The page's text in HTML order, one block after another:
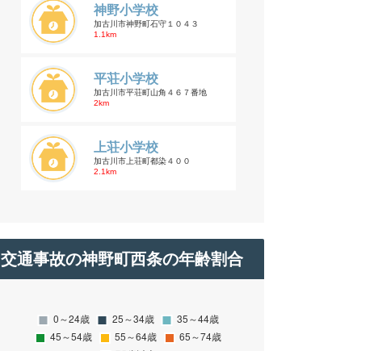
神野小学校
加古川市神野町石守１０４３
1.1km
平荘小学校
加古川市平荘町山角４６７番地
2km
上荘小学校
加古川市上荘町都染４００
2.1km
交通事故の神野町西条の年齢割合